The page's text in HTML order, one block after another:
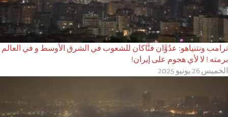
ترامب ونتنياهو: عدُوَّان فتَّاكان للشعوب في الشرق الأوسط و في العالم
برمته ! لا لأي هجوم على إيران!
الخميس 26 يونيو 2025